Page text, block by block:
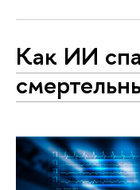
Как ИИ